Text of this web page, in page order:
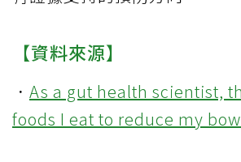
【資料來源】
． As a gut health scientist,
foods I eat to reduce my